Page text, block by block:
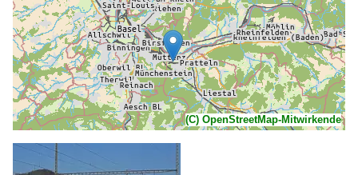
(C) OpenStreetMap-Mitwirkende